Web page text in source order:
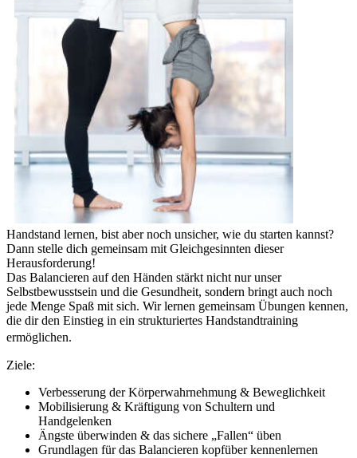
Handstand lernen, bist aber noch unsicher, wie du starten kannst?
Dann stelle dich gemeinsam mit Gleichgesinnten dieser
Herausforderung!
Das Balancieren auf den Händen stärkt nicht nur unser
Selbstbewusstsein und die Gesundheit, sondern bringt auch noch
jede Menge Spaß mit sich. Wir lernen gemeinsam Übungen kennen,
die dir den Einstieg in ein strukturiertes Handstandtraining
ermöglichen.
Ziele:
Verbesserung der Körperwahrnehmung & Beweglichkeit
Mobilisierung & Kräftigung von Schultern und
Handgelenken
Ängste überwinden & das sichere „Fallen“ üben
Grundlagen für das Balancieren kopfüber kennenlernen